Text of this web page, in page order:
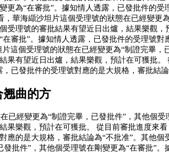
更為“在審批”。據知情人透露，已發批件的
，華海纈沙坦片這個受理號的狀態在已經變更
受理號的審批結果有望近日出爐，結果樂觀，
審批”。據知情人透露，已發批件的受理號
這個受理號的狀態在已經變更為“制證完畢
果有望近日出爐，結果樂觀，預計在可獲批
已發批件的受理號對應的是大規格，審批
翘曲的方
已經變更為“制證完畢，已發批件”，其他個
果樂觀，預計在可獲批。 從目前審批進度來
應的是大規格，審批結論為“不批准”。其他
批件”，其他個受理號在剛變更為“在審批”